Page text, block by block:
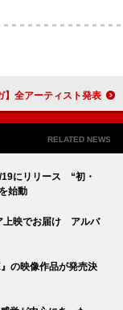
、音楽フェス【ジャイガ】全アーティスト発表
RELATED NEWS
19にリリース “初・
始動
上映でお届け アルバ
の映像作品が発売決